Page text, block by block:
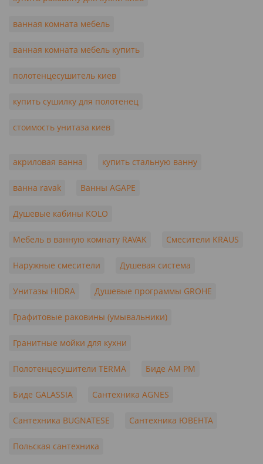
ванная комната мебель
ванная комната мебель купить
полотенцесушитель киев
купить сушилку для полотенец
стоимость унитаза киев
акриловая ванна купить стальную ванну
ванна ravak Ванны AGAPE
Душевые кабины KOLO
Мебель в ванную комнату RAVAK Смесители KRAUS
Наружные смесители Душевая система
Унитазы HIDRA Душевые программы GROHE
Графитовые раковины (умывальники)
Гранитные мойки для кухни
Полотенцесушители TERMA Биде AM PM
Биде GALASSIA Сантехника AGNES
Сантехника BUGNATESE Сантехника ЮВЕНТА
Польская сантехника